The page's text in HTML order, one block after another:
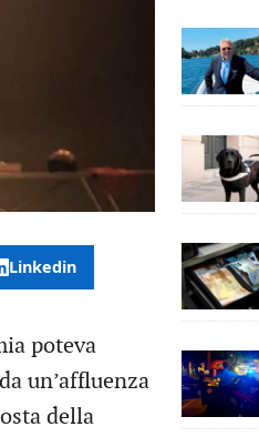
Linkedin
poteva
un’affluenza
della